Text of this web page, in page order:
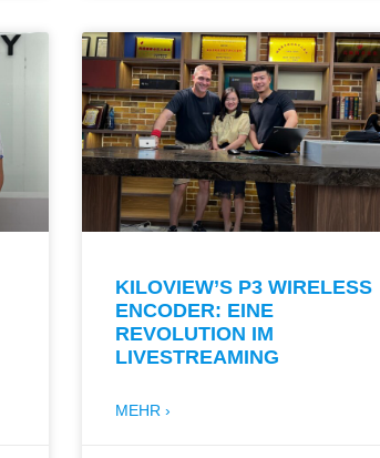
KILOVIEW’S P3 WIRELESS
ENCODER: EINE
REVOLUTION IM
LIVESTREAMING
MEHR ›